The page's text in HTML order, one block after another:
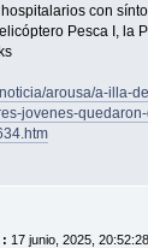
con
Pesca I, la
arousa/a-illa-
jovenes-
: 17 junio, 2025,